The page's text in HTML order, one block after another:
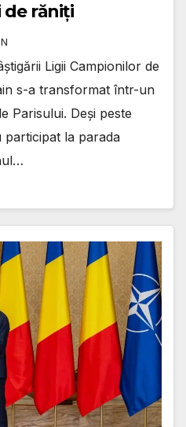
de răniți
Ligii Campionilor de
s-a transformat într-un
Parisului. Deși peste
la parada